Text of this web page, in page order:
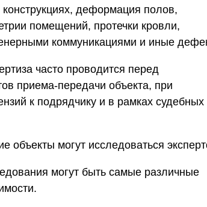
деформация полов,
помещений, протечки кровли,
коммуникациями и иные
часто проводится перед
приема-передачи объекта, при
к подрядчику и в рамках судебных
объекты могут исследоваться
могут быть самые различные